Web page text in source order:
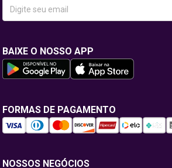
BAIXE O NOSSO APP
FORMAS DE PAGAMENTO
NOSSOS NEGÓCIOS